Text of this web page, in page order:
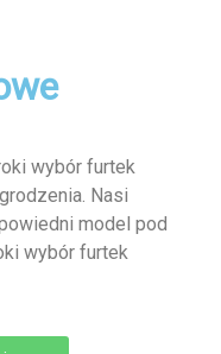
wybór furtek
Nasi
model pod
wybór furtek